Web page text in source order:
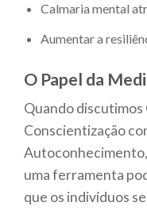
Calmaria mental
Aumentar a
O Papel da
Quando
Conscientização
uma ferramenta
que os indivíduos